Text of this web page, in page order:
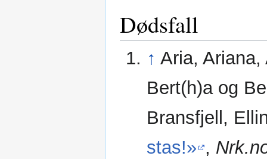
Dødsfall
↑ Aria,
Bert(h)a og
Bransfjell,
stas!» ,